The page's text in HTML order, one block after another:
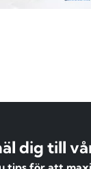
dig till